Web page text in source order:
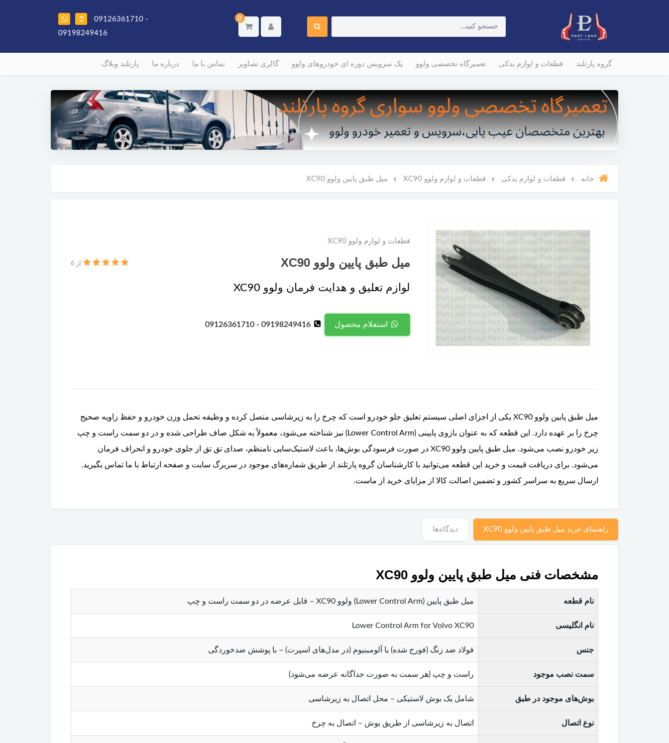
0
09126361710 -
09198249416
گروه پارتلند قطعات و لوازم یدکی تعمیرگاه تخصصی ولوو پک سرویس دوره ای خودروهای ولوو گالری تصاویر تماس با ما درباره ما پارتلند وبلاگ
خانه قطعات و لوازم یدکی قطعات و لوازم ولوو XC90 میل طبق پایین ولوو XC90
قطعات و لوازم ولوو XC90
میل طبق پایین ولوو XC90 از 6
لوازم تعلیق و هدایت فرمان ولوو XC90
استعلام محصول 09198249416 - 09126361710
میل طبق پایین ولوو XC90 یکی از اجزای اصلی سیستم تعلیق جلو خودرو است که چرخ را به زیرشاسی متصل کرده و وظیفه تحمل وزن خودرو و حفظ زاویه صحیح
چرخ را بر عهده دارد. این قطعه که به عنوان بازوی پایینی (Lower Control Arm) نیز شناخته می‌شود، معمولاً به شکل صاف طراحی شده و در دو سمت راست و چپ
زیر خودرو نصب می‌شود. میل طبق پایین ولوو XC90 در صورت فرسودگی بوش‌ها، باعث لاستیک‌سایی نامنظم، صدای تق تق از جلوی خودرو و انحراف فرمان
می‌شود. برای دریافت قیمت و خرید این قطعه می‌توانید با کارشناسان گروه پارتلند از طریق شماره‌های موجود در سربرگ سایت و صفحه ارتباط با ما تماس بگیرید.
ارسال سریع به سراسر کشور و تضمین اصالت کالا از مزایای خرید از ماست.
راهنمای خرید میل طبق پایین ولوو XC90 دیدگاه‌ها
مشخصات فنی میل طبق پایین ولوو XC90
نام قطعه میل طبق پایین (Lower Control Arm) ولوو XC90 – قابل عرضه در دو سمت راست و چپ
نام انگلیسی Lower Control Arm for Volvo XC90
جنس فولاد ضد زنگ (فورج شده) یا آلومینیوم (در مدل‌های اسپرت) – با پوشش ضدخوردگی
سمت نصب موجود راست و چپ (هر سمت به صورت جداگانه عرضه می‌شود)
بوش‌های موجود در طبق شامل یک بوش لاستیکی – محل اتصال به زیرشاسی
نوع اتصال اتصال به زیرشاسی از طریق بوش – اتصال به چرخ